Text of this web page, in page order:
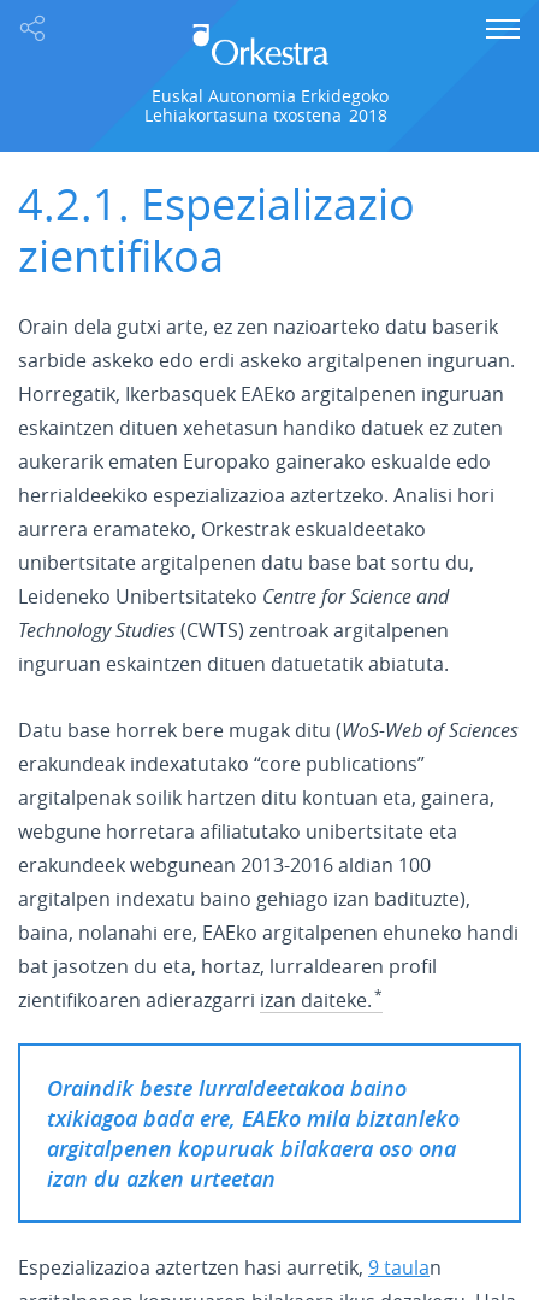
Euskal Autonomia Erkidegoko
Lehiakortasuna txostena 2018
4.2.1. Espezializazio
zientifikoa
Orain dela gutxi arte, ez zen nazioarteko datu baserik
sarbide askeko edo erdi askeko argitalpenen inguruan.
Horregatik, Ikerbasquek EAEko argitalpenen inguruan
eskaintzen dituen xehetasun handiko datuek ez zuten
aukerarik ematen Europako gainerako eskualde edo
herrialdeekiko espezializazioa aztertzeko. Analisi hori
aurrera eramateko, Orkestrak eskualdeetako
unibertsitate argitalpenen datu base bat sortu du,
Leideneko Unibertsitateko Centre for Science and
Technology Studies(CWTS) zentroak argitalpenen
inguruan eskaintzen dituen datuetatik abiatuta.
Datu base horrek bere mugak ditu (WoS-Web of Sciences
erakundeak indexatutako “core publications”
argitalpenak soilik hartzen ditu kontuan eta, gainera,
webgune horretara afiliatutako unibertsitate eta
erakundeek webgunean 2013-2016 aldian 100
argitalpen indexatu baino gehiago izan badituzte),
baina, nolanahi ere, EAEko argitalpenen ehuneko handi
bat jasotzen du eta, hortaz, lurraldearen profil
zientifikoaren adierazgarri izan daiteke.
Oraindik beste lurraldeetakoa baino
txikiagoa bada ere, EAEko mila biztanleko
argitalpenen kopuruak bilakaera oso ona
izan du azken urteetan
Espezializazioa aztertzen hasi aurretik, 9 taulan